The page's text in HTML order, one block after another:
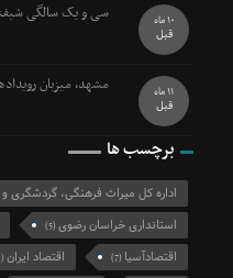
سی و یک سالگی 10 ماه
قبل
مشهد، میزبان 11 ماه
قبل
برچسب ها
اداره کل میراث فرهنگی،
استانداری خراسان رضوی(5)
اقتصادآسیا (7) اقتصاد ایران(18)